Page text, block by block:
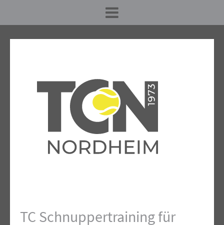
TC Schnuppertraining für